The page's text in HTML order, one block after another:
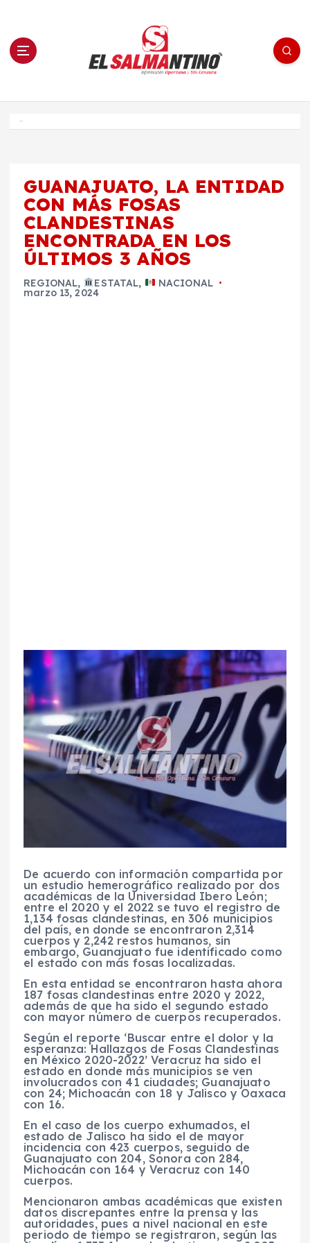
n El Salmantino - medios/noticias/editorial
GUANAJUATO, LA ENTIDAD
CON MÁS FOSAS
CLANDESTINAS
ENCONTRADA EN LOS
ÚLTIMOS 3 AÑOS
REGIONAL, ESTATAL, NACIONAL
marzo 13, 2024
De acuerdo con información compartida por
un estudio hemerográfico realizado por dos
académicas de la Universidad Ibero León;
entre el 2020 y el 2022 se tuvo el registro de
1,134 fosas clandestinas, en 306 municipios
del país, en donde se encontraron 2,314
cuerpos y 2,242 restos humanos, sin
embargo, Guanajuato fue identificado como
el estado con más fosas localizadas.
En esta entidad se encontraron hasta ahora
187 fosas clandestinas entre 2020 y 2022,
además de que ha sido el segundo estado
con mayor número de cuerpos recuperados.
Según el reporte ‘Buscar entre el dolor y la
esperanza: Hallazgos de Fosas Clandestinas
en México 2020-2022’ Veracruz ha sido el
estado en donde más municipios se ven
involucrados con 41 ciudades; Guanajuato
con 24; Michoacán con 18 y Jalisco y Oaxaca
con 16.
En el caso de los cuerpo exhumados, el
estado de Jalisco ha sido el de mayor
incidencia con 423 cuerpos, seguido de
Guanajuato con 204, Sonora con 284,
Michoacán con 164 y Veracruz con 140
cuerpos.
Mencionaron ambas académicas que existen
datos discrepantes entre la prensa y las
autoridades, pues a nivel nacional en este
periodo de tiempo se registraron, según las